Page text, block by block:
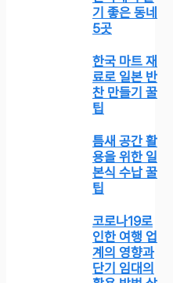
기 좋은 동네
5곳
한국 마트 재
료로 일본 반
찬 만들기 꿀
팁
틈새 공간 활
용을 위한 일
본식 수납 꿀
팁
코로나19로
인한 여행 업
계의 영향과
단기 임대의